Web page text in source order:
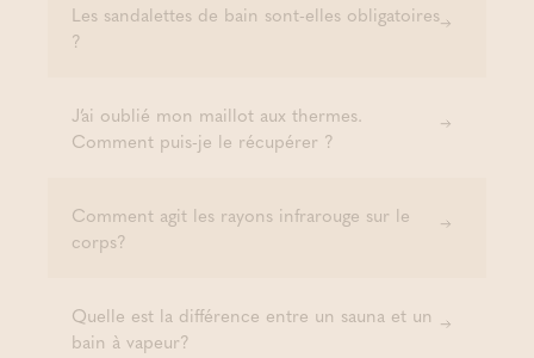
Les sandalettes de bain sont-elles obligatoires
?
J’ai oublié mon maillot aux thermes.
Comment puis-je le récupérer ?
Comment agit les rayons infrarouge sur le
corps?
Quelle est la différence entre un sauna et un
bain à vapeur?